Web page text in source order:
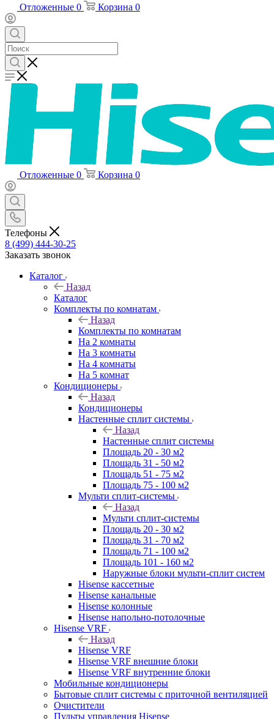
Отложенные 0 Корзина 0
Отложенные 0 Корзина 0
Телефоны
8 (499) 444-30-25
Заказать звонок
Каталог
Назад
Каталог
Комплекты по комнатам
Назад
Комплекты по комнатам
На 2 комнаты
На 3 комнаты
На 4 комнаты
На 5 комнат
Кондиционеры
Назад
Кондиционеры
Настенные сплит системы
Назад
Настенные сплит системы
Площадь 20 - 30 м2
Площадь 31 - 50 м2
Площадь 51 - 75 м2
Площадь 75 - 100 м2
Мульти сплит-системы
Назад
Мульти сплит-системы
Площадь 20 - 30 м2
Площадь 31 - 70 м2
Площадь 71 - 100 м2
Площадь 101 - 160 м2
Наружные блоки мульти-сплит систем
Hisense кассетные
Hisense канальные
Hisense колонные
Hisense напольно-потолочные
Hisense VRF
Назад
Hisense VRF
Hisense VRF внешние блоки
Hisense VRF внутренние блоки
Мобильные кондиционеры
Бытовые сплит системы с приточной вентиляцией
Очистители
Пульты управления Hisense